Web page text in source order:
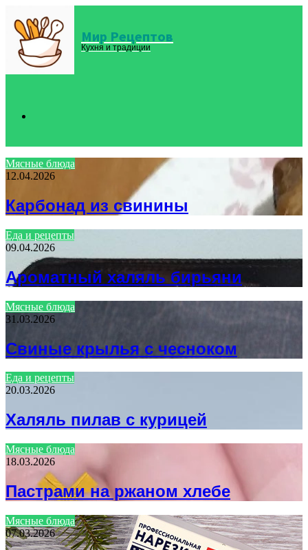
Menu Мир Рецептов
Кухня и традиции
for
Мясные блюда
12.04.2026
Карбонад из свинины
Еда и рецепты
09.04.2026
Ароматный халяль бирьяни
Мясные блюда
31.03.2026
Свиные крылья с чесноком
Еда и рецепты
20.03.2026
Халяль пилав с курицей
Мясные блюда
18.03.2026
Пастрами на ржаном хлебе
Мясные блюда
07.03.2026